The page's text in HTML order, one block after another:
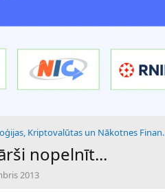
nopelnīt...
2013